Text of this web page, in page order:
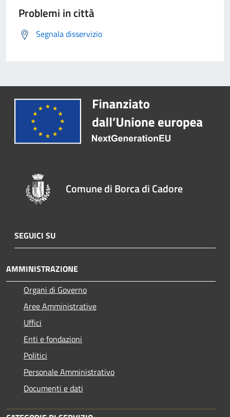
Problemi in città
Segnala disservizio
Comune di Borca di Cadore
SEGUICI SU
AMMINISTRAZIONE
Organi di Governo
Aree Amministrative
Uffici
Enti e fondazioni
Politici
Personale Amministrativo
Documenti e dati